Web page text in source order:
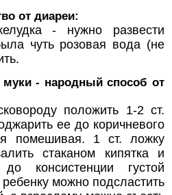
от диареи:
- нужно развести
чуть розовая вода (не
- народный способ от
положить 1-2 ст.
ее до коричневого
помешивая. 1 ст. ложку
стаканом кипятка и
консистенции густой
можно подсластить